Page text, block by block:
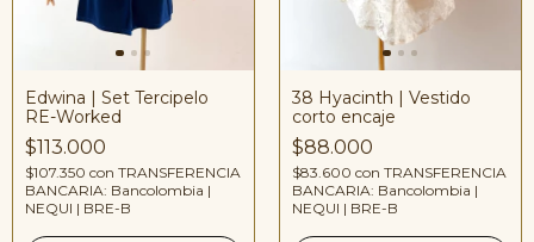
Edwina | Set Tercipelo
RE-Worked
$113.000
$107.350 con TRANSFERENCIA
BANCARIA: Bancolombia |
NEQUI | BRE-B
38 Hyacinth | Vestido
corto encaje
$88.000
$83.600 con TRANSFERENCIA
BANCARIA: Bancolombia |
NEQUI | BRE-B